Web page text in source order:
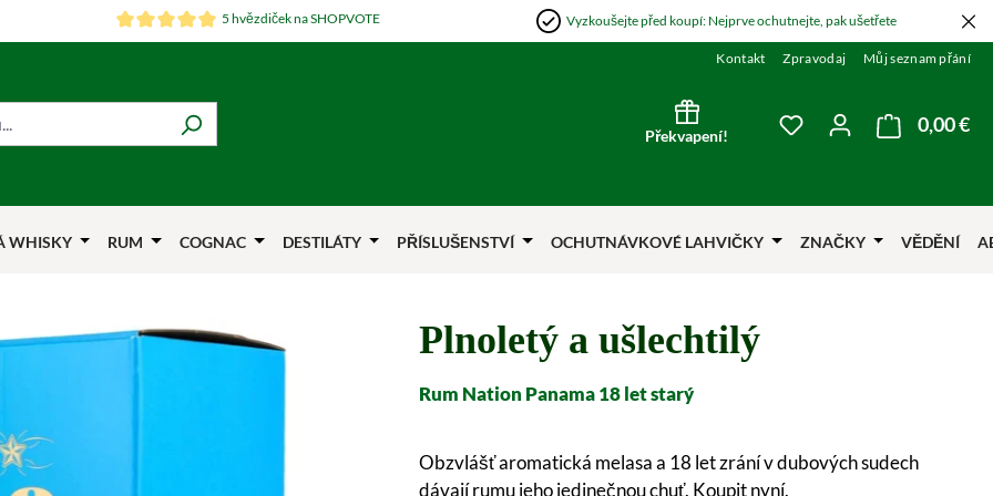
5 hvězdiček na SHOPVOTE Vyzkoušejte před koupí: Nejprve ochutnejte, pak ušetřete
Kontakt Zpravodaj Můj seznam přání
Překvapení!
Máte 0 položky v0,00 €
WHISKY RUM COGNAC DESTILÁTY PŘÍSLUŠENSTVÍ OCHUTNÁVKOVÉ LAHVIČKY ZNAČKY VĚDĚNÍ
Plnoletý a ušlechtilý
Rum Nation Panama 18 let starý
Obzvlášť aromatická melasa a 18 let zrání v dubových sudech
dávají rumu jeho jedinečnou chuť. Koupit nyní.